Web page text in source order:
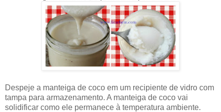
Despeje a manteiga de coco em um recipiente de vidro com
tampa para armazenamento. A manteiga de coco vai
solidificar como ele permanece à temperatura ambiente.